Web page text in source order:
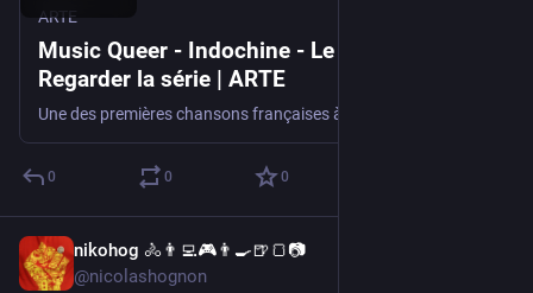
ARTE
Music Queer - Indochine - Le 3e sexe -
Regarder la série | ARTE
0 0 0
nikohog 🚴👨‍💻🎮👨‍🍳🍺🍞📷
@nicolashognon